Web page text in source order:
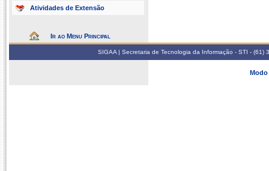
Atividades de Extensão
Ir ao Menu Principal
SIGAA | Secretaria de Tecnologia da Informação - STI -
Modo